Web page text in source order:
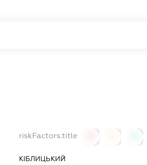
riskFactors.title
КІБЛИЦЬКИЙ